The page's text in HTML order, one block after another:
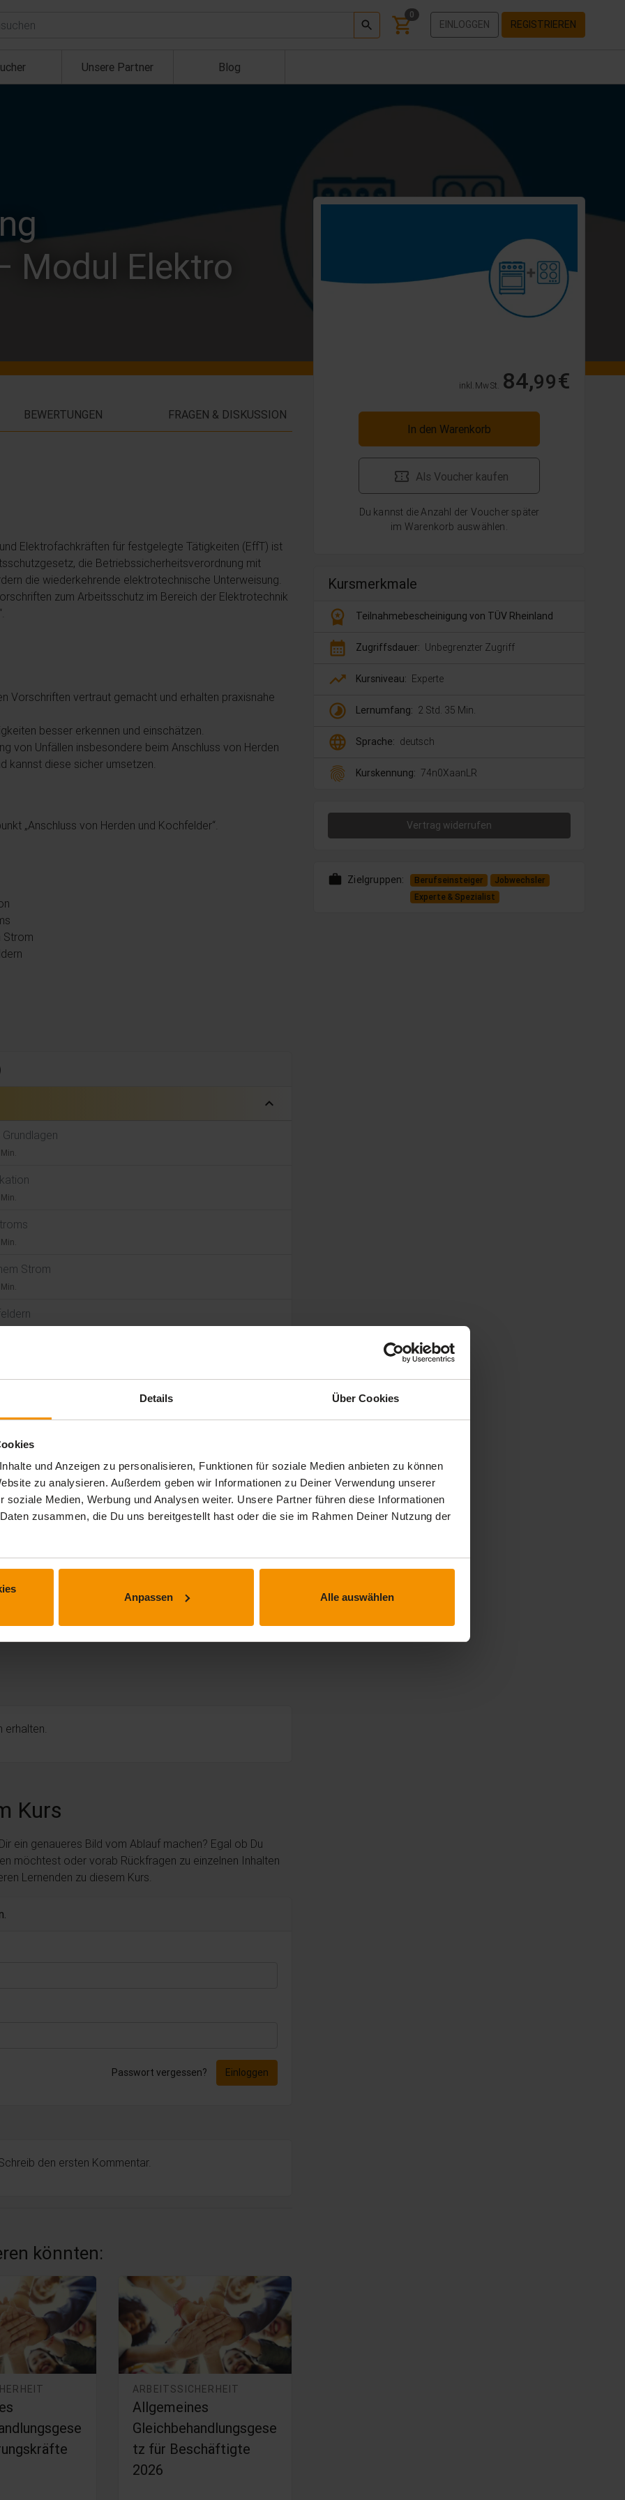
Details Über Cookies
und Anzeigen zu personalisieren, Funktionen für soziale Medien anbieten zu können
zu analysieren. Außerdem geben wir Informationen zu Deiner Verwendung unserer
soziale Medien, Werbung und Analysen weiter. Unsere Partner führen diese Informationen
zusammen, die Du uns bereitgestellt hast oder die sie im Rahmen Deiner Nutzung der
Anpassen Alle auswählen
0
EINLOGGEN REGISTRIEREN
Unsere Partner Blog
Modul Elektro
inkl. MwSt. 84,99€
In den Warenkorb
Als Voucher kaufen
Du kannst die Anzahl der Voucher später
im Warenkorb auswählen.
Kursmerkmale
workspace_premium Teilnahmebescheinigung von TÜV Rheinland
calendar_month Zugriffsdauer: Unbegrenzter Zugriff
trending_up Kursniveau: Experte
timelapse Lernumfang: 2 Std. 35 Min.
language Sprache: deutsch
fingerprint Kurskennung: 74n0XaanLR
Vertrag widerrufen
work Zielgruppen: Berufseinsteiger
Jobwechsler
Experte & Spezialist
BEWERTUNGEN FRAGEN & DISKUSSION
Elektrofachkräften für festgelegte Tätigkeiten (EffT) ist
die Betriebssicherheitsverordnung mit
die wiederkehrende elektrotechnische Unterweisung.
zum Arbeitsschutz im Bereich der Elektrotechnik
Vorschriften vertraut gemacht und erhalten praxisnahe
besser erkennen und einschätzen.
von Unfällen insbesondere beim Anschluss von Herden
kannst diese sicher umsetzen.
„Anschluss von Herden und Kochfelder“.
Strom
expand_less
Strom
erhalten.
Kurs
ein genaueres Bild vom Ablauf machen? Egal ob Du
möchtest oder vorab Rückfragen zu einzelnen Inhalten
Lernenden zu diesem Kurs.
Passwort vergessen? Einloggen
den ersten Kommentar.
könnten:
ARBEITSSICHERHEIT
Allgemeines
Gleichbehandlungsgese
tz für Beschäftigte
2026